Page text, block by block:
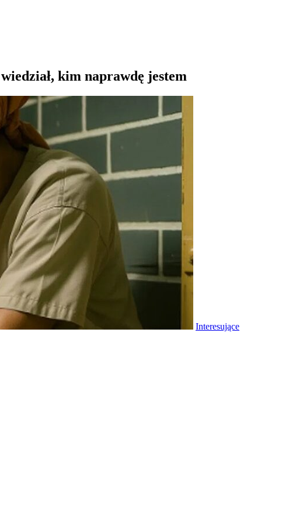
kim naprawdę jestem
Interesujące